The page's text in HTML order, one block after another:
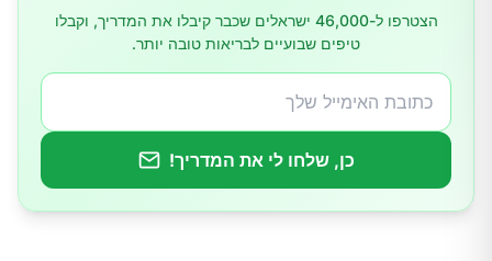
אימון משפחתי כפתרון טוב להעביר את הזמן
הצטרפו ל-46,000 ישראלים שכבר קיבלו את המדריך, וקבלו
טיפים שבועיים לבריאות טובה יותר.
כן, שלחו לי את המדריך!